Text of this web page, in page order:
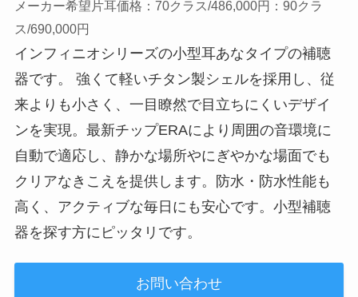
メーカー希望片耳価格：70クラス/486,000円：90クラ
ス/690,000円
インフィニオシリーズの小型耳あなタイプの補聴
器です。 強くて軽いチタン製シェルを採用し、従
来よりも小さく、一目瞭然で目立ちにくいデザイ
ンを実現。最新チップERAにより周囲の音環境に
自動で適応し、静かな場所やにぎやかな場面でも
クリアなきこえを提供します。防水・防水性能も
高く、アクティブな毎日にも安心です。小型補聴
器を探す方にピッタリです。
お問い合わせ